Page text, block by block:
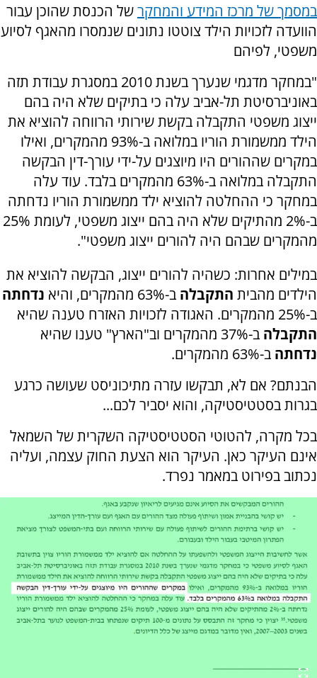
במסמך של מרכז המידע והמחקרשל הכנסת שהוכן עבור
הוועדה לזכויות הילד צוטטו נתונים שנמסרו מהאגף לסיוע
משפטי, לפיהם
"במחקר מדגמי שנערך בשנת 2010 במסגרת עבודת תזה
באוניברסיטת תל-אביב עלה כי בתיקים שלא היה בהם
ייצוג משפטי התקבלה בקשת שירותי הרווחה להוציא את
הילד ממשמורת הוריו במלואה ב-93% מהמקרים, ואילו
במקרים שההורים היו מיוצגים על-ידי עורך-דין הבקשה
התקבלה במלואה ב-63% מהמקרים בלבד. עוד עלה
במחקר כי ההחלטה להוציא ילד ממשמורת הוריו נדחתה
ב-2% מהתיקים שלא היה בהם ייצוג משפטי, לעומת 25%
מהמקרים שבהם היה להורים ייצוג משפטי".
במילים אחרות: כשהיה להורים ייצוג, הבקשה להוציא את
הילדים מהבית התקבלה ב-63% מהמקרים, והיא
נדחתה
ב-25% מהמקרים. האגודה לזכויות האזרח טענה שהיא
התקבלה ב-37% מהמקרים וב"הארץ" טענו שהיא
נדחתה ב-63% מהמקרים.
הבנתם? אם לא, תבקשו עזרה מתיכוניסט שעושה כרגע
בגרות בסטטיסטיקה, והוא יסביר לכם...
בכל מקרה, להטוטי הסטטיסטיקה השקרית של השמאל
אינם העיקר כאן. העיקר הוא הצעת החוק עצמה, ועליה
נכתוב בפירוט במאמר נפרד.